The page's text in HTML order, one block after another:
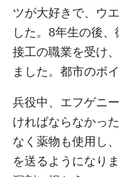
ツが大好きで、ウ
した。8年生の後
接工の職業を受け
ました。都市のボ
兵役中、エフゲニ
ければならなかっ
なく薬物も使用し
を送るようになり